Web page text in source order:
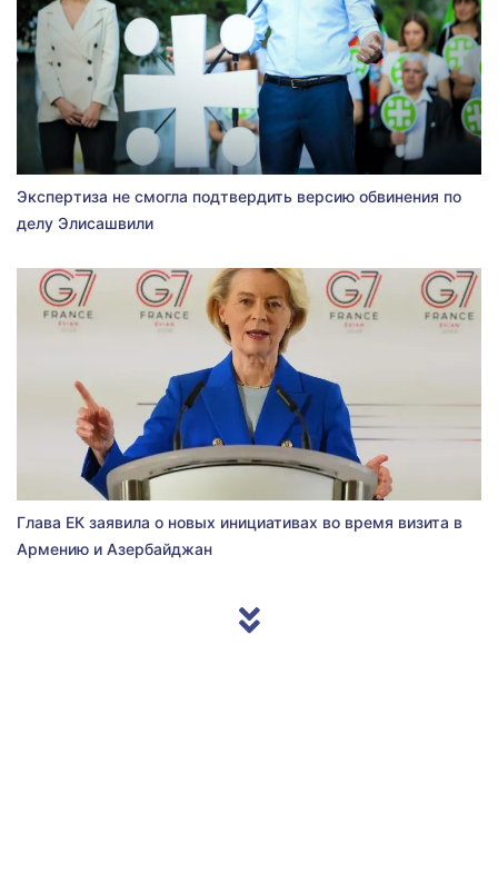
Экспертиза не смогла подтвердить версию обвинения по
делу Элисашвили
Глава ЕК заявила о новых инициативах во время визита в
Армению и Азербайджан